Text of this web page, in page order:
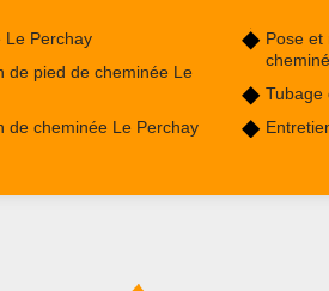
Le Perchay
de pied de cheminée Le
de cheminée Le Perchay
Pose et
Tubage